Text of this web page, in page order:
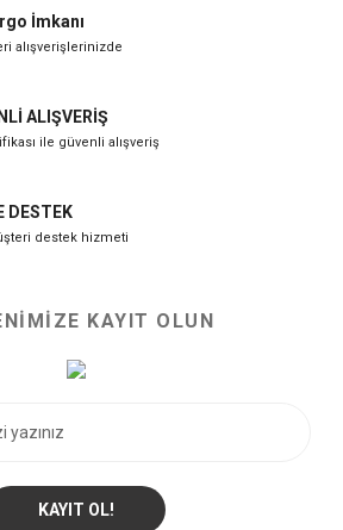
İmkanı
alışverişlerinizde
ALIŞVERİŞ
ile güvenli alışveriş
DESTEK
destek hizmeti
KAYIT OLUN
KAYIT OL!